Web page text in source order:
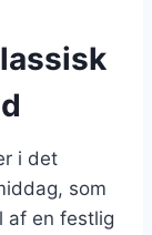
i det
som
af en festlig